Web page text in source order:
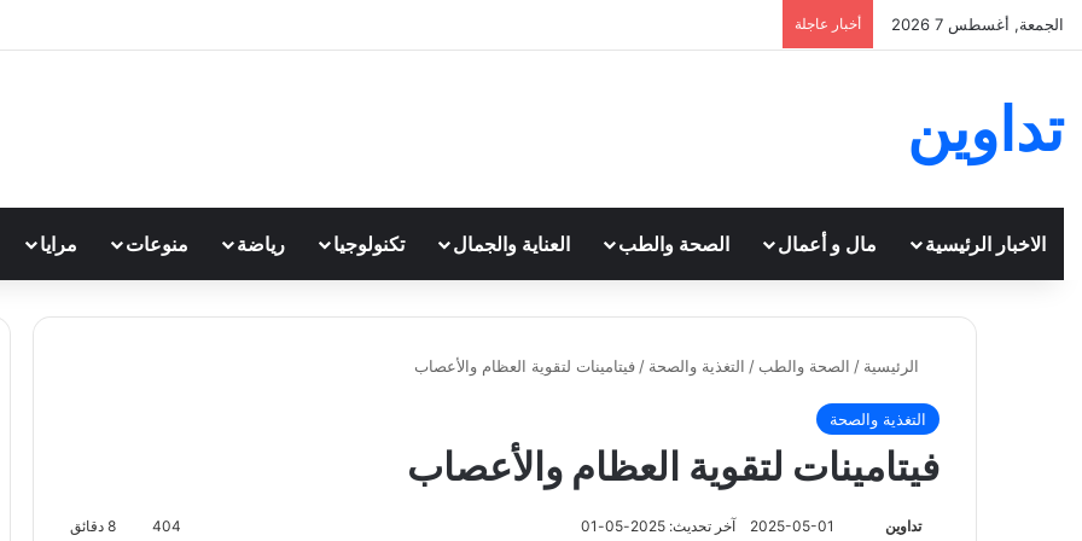
الجمعة, أغسطس 7 2026 أخبار عاجلة
تداوين
الاخبار الرئيسية مال و أعمال الصحة والطب العناية والجمال تكنولوجيا رياضة منوعات مرايا
الرئيسية / الصحة والطب / التغذية والصحة / فيتامينات لتقوية العظام والأعصاب
التغذية والصحة
فيتامينات لتقوية العظام والأعصاب
تداوين 2025-05-01 آخر تحديث: 2025-05-01 404